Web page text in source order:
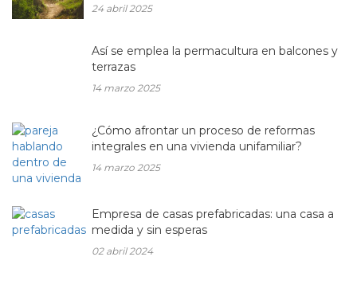
24 abril 2025
Así se emplea la permacultura en balcones y
terrazas
14 marzo 2025
¿Cómo afrontar un proceso de reformas
integrales en una vivienda unifamiliar?
14 marzo 2025
Empresa de casas prefabricadas: una casa a
medida y sin esperas
02 abril 2024